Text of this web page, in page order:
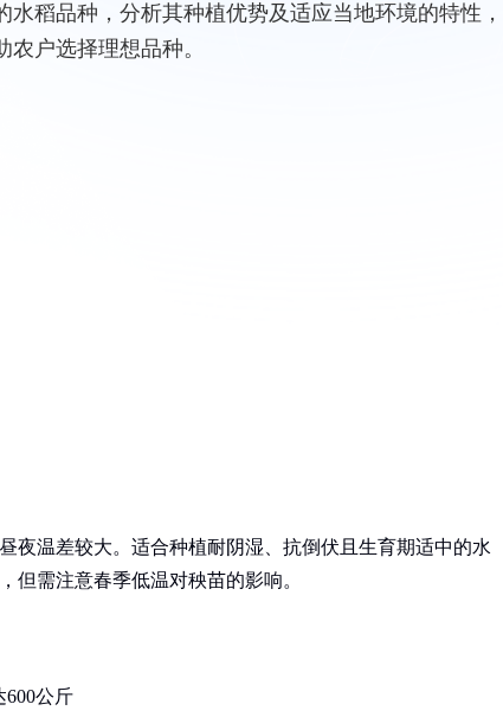
水稻品种，分析其种植优势及适应当地环境的特性，
农户选择理想品种。
夜温差较大。适合种植耐阴湿、抗倒伏且生育期适中的水
但需注意春季低温对秧苗的影响。
600公斤